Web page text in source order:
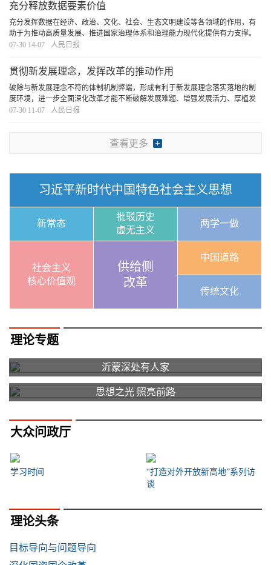
充分释放数据要素价值
充分发挥数据在经济、政治、文化、社会、生态文明建设等各领域的作用，有
助于为推动高质量发展、推进国家治理体系和治理能力现代化提供有力支撑。
展望未来，我们还需要继续完善数字经济治理，培育数据要素市场，推动数据
07-30 14-07 人民日报
贯彻新发展理念，发挥改革的推动作用
破除与新发展理念不符的体制机制弊端，形成有利于新发展理念落实落地的制
度环境，进一步全面深化改革才能不断破解发展难题、增强发展活力、厚植发
展优势。[详细]
07-30 11-07 人民日报
查看更多
习近平新时代中国特色社会主义思想
新常态
批驳历史
虚无主义
两学一做
社会主义
核心价值观
供给侧
改革
中国道路
传统文化
理论专题
沂蒙深处有人家
思想之光 照亮前路
大众问政厅
学习时间
“打造对外开放新高地”系列访
谈
理论头条
目标导向与问题导向